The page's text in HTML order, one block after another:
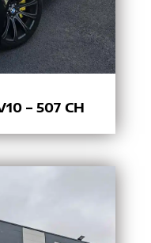
– 507 CH